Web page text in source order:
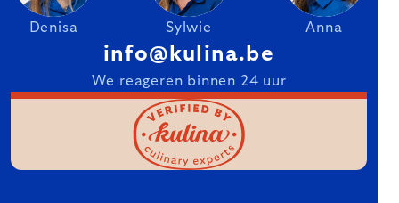
Denisa Sylwie Anna
info@kulina.be
We reageren binnen 24 uur